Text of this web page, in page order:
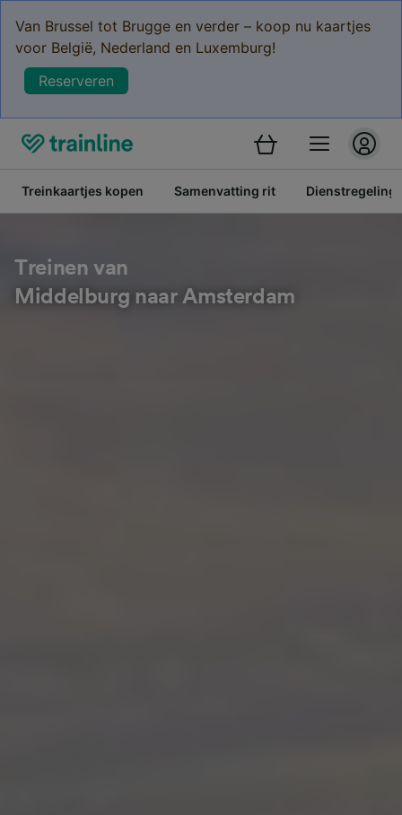
Van Brussel tot Brugge en verder – koop nu kaartjes
voor België, Nederland en Luxemburg!
Reserveren
Treinkaartjes kopen Samenvatting rit Dienstregeling
Treinen van
Middelburg naar Amsterdam